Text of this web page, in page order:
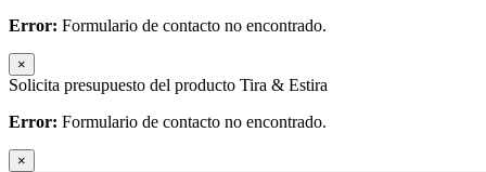
Error: Formulario de contacto no encontrado.
×
Solicita presupuesto del producto Tira & Estira
Error: Formulario de contacto no encontrado.
×